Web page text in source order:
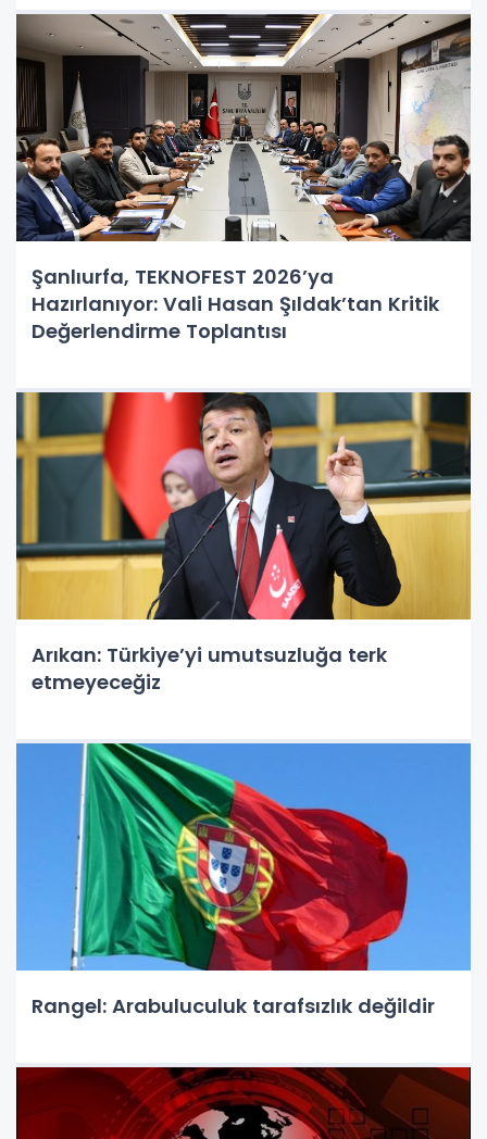
Şanlıurfa, TEKNOFEST 2026’ya
Hazırlanıyor: Vali Hasan Şıldak’tan Kritik
Değerlendirme Toplantısı
Arıkan: Türkiye’yi umutsuzluğa terk
etmeyeceğiz
Rangel: Arabuluculuk tarafsızlık değildir